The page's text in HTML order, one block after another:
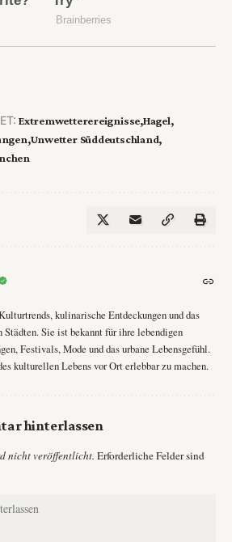
Extremwetterereignisse Hagel
Unwetter Süddeutschland
kulinarische Entdeckungen und das
Sie ist bekannt für ihre lebendigen
Festivals, Mode und das urbane Lebensgefühl.
kulturellen Lebens vor Ort erlebbar zu machen.
hinterlassen
nicht veröffentlicht. Erforderliche Felder sind